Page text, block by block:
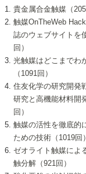
8号 高機能化ポリオレフィンに
触媒の最近の進展
7号 持続可能社会実現のための
触媒関連技術
5号 若手会員による触媒研究
企業編
6号 第102回触媒討論会
7号 触媒・化学反応における計
8号 若手研究者による触媒研
2：大学・研究所編
5号 こんな物質，あんな物質―
の可能性―
7号 『結晶の化学』を活かし
8号 イオン液体の応用
5号 水素製造・貯蔵のための
しい展開
6号 第98回触媒討論会
7号 基礎化学品製造の触媒技術
8号 多機能型リアクター
4号 水分解用光触媒材料
5号 時間分解分光の進歩と応用
6号 第96回触媒討論会
8号 超臨界流体を用いた化学
2号 第93回触媒討論会
3号 特殊エネルギー場の触媒反
4号 生体内における金属の触
5号 ファインケミカルズの展開
6号 第94回触媒討論会
7号 サブナノレベルでみた新
8号 オレフィン重合触媒の新た
1号 なぜこの触媒が良いのか？
2号 第91回触媒討論会
3号 最近の自動車排ガス処理技
4号 触媒研究の現状と将来─第
5号 基礎化学品製造の触媒技術
6号 第92回触媒討論会
7号 基礎化学品製造の触媒技術
8号 資源の循環と触媒技術
▼44巻（2002年）
1号 高次制御された触媒の化学
2号 第89回触媒討論会
3号 触媒を利用した電気化学の
4号 ナノ材料の調製と機能化
5号 こんな触媒が欲しい
6号 第90回触媒討論会
7号 触媒研究と学術雑誌/情報
8号 若い世代からみた触媒化学
▼43巻（2001年）
1号 グリーンケミストリーと触
2号 第87回触媒討論会特集号
3号 生体触媒とバイオプロセス
4号 水素製造・利用の触媒化学
5号 触媒研究における新しい切
ビナトリアルケミストリー
6号 第88回触媒討論会特集号
7号 企業における触媒研究の
▼42巻（2000年）
1号 触媒反応工学の明日を拓く
2号 第85回触媒討論会
3号 反応ダイナミクス
5号 触媒のおもしろさをどの
6号 第86回触媒討論会
7号 水素化精製触媒の新しい展
▼41巻（1999年）
1号 孔、穴、あな?-特異な空間
2号 第83回触媒討論会
3号 均一系触媒反応最前線
4号 実用炭素材料の新展開
5号 研究の方法論を考える
▼40巻（1998年）
進展と21世紀への提言/創立40
媒学会この10年の歩みとこれ
2号 第81回触媒討論会
3号 計算機触媒化学へのさそい
1号 均一系と不均一系触媒反
接点
2号 第79回触媒討論会
3号 最新NO除去触媒の実用化
4号 新しい反応場を目指した
▼38巻（1996年）
1号 触媒の構造と触媒作用/C1
する21世紀への触媒
▼37巻（1995年）
1号 ファインケミカルズと固体
2号 第75回触媒討論会
▼36巻（1994年）
1号 電気化学と触媒
▼35巻（1993年）
貴金属合金触媒（
触媒OnTheWeb
誌のウェブサイトを
回）
光触媒はどこまでわ
（1091回）
住友化学の研究開発
研究と高機能材料開
回）
触媒の活性を徹底的
ための技術（1019回）
ゼオライト触媒によ
触分解（921回）